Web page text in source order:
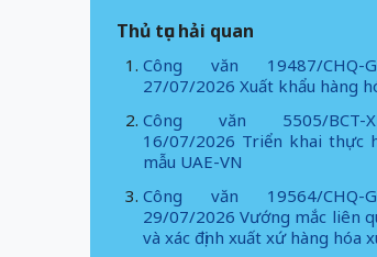
Thủ tục hải quan
Công văn 19487/CHQ-
27/07/2026 Xuất khẩu hàng
Công văn 5505/BCT-
16/07/2026 Triển khai thực
mẫu UAE-VN
Công văn 19564/CHQ-
29/07/2026 Vướng mắc liên
và xác định xuất xứ hàng hóa